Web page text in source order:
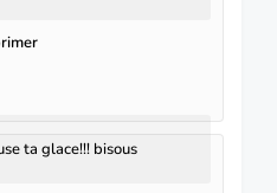
ta glace!!! bisous